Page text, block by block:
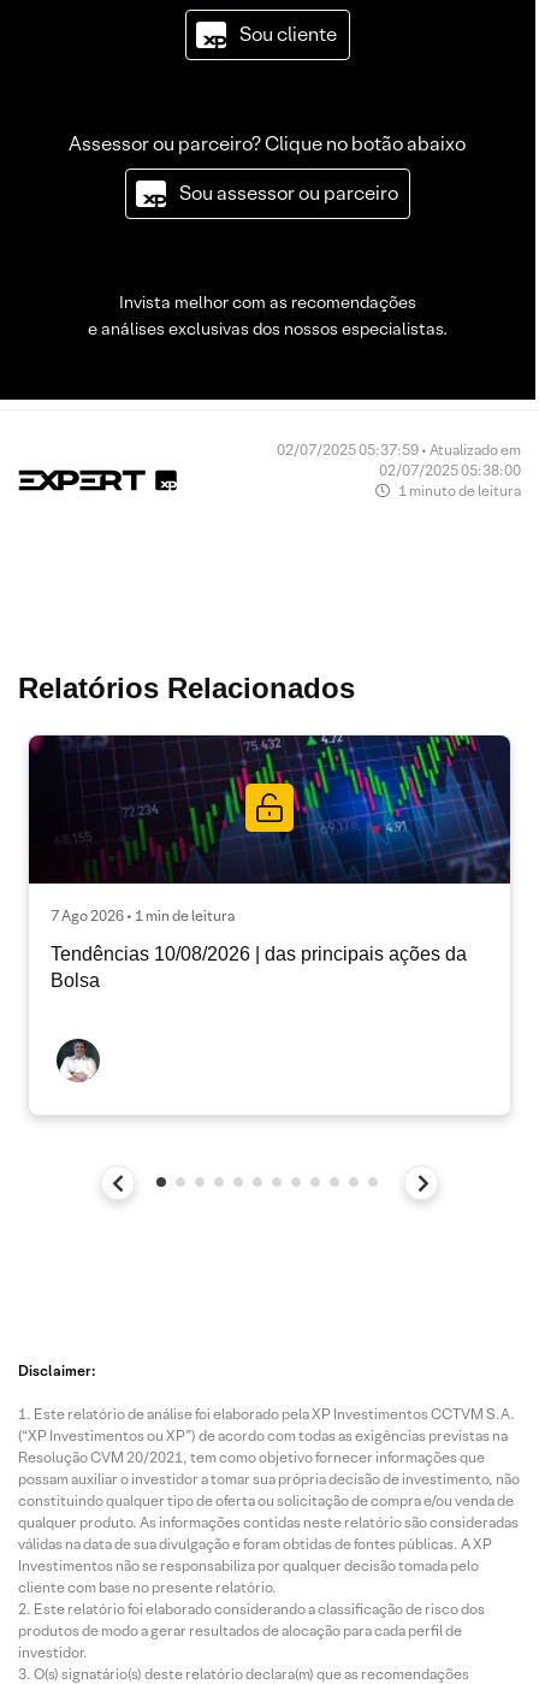
Sou cliente
Assessor ou parceiro? Clique no botão abaixo
Sou assessor ou parceiro
Invista melhor com as recomendações
e análises exclusivas dos nossos especialistas.
02/07/2025 05:37:59 • Atualizado em
02/07/2025 05:38:00
1 minuto de leitura
Relatórios Relacionados
7 Ago 2026 • 1 min de leitura
Tendências 10/08/2026 | das principais ações da
Bolsa
Disclaimer:
Este relatório de análise foi elaborado pela XP Investimentos CCTVM S.A.
(“XP Investimentos ou XP”) de acordo com todas as exigências previstas na
Resolução CVM 20/2021, tem como objetivo fornecer informações que
possam auxiliar o investidor a tomar sua própria decisão de investimento, não
constituindo qualquer tipo de oferta ou solicitação de compra e/ou venda de
qualquer produto. As informações contidas neste relatório são consideradas
válidas na data de sua divulgação e foram obtidas de fontes públicas. A XP
Investimentos não se responsabiliza por qualquer decisão tomada pelo
cliente com base no presente relatório.
Este relatório foi elaborado considerando a classificação de risco dos
produtos de modo a gerar resultados de alocação para cada perfil de
investidor.
O(s) signatário(s) deste relatório declara(m) que as recomendações